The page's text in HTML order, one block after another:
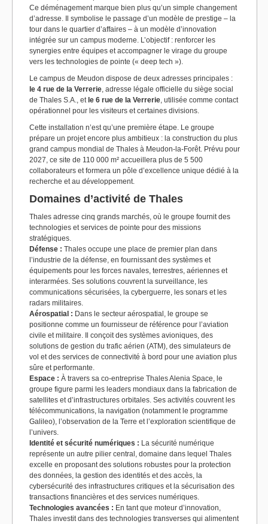
Ce déménagement marque bien plus qu’un simple changement
d’adresse. Il symbolise le passage d’un modèle de prestige – la
tour dans le quartier d’affaires – à un modèle d’innovation
intégrée sur un campus moderne. L’objectif : renforcer les
synergies entre équipes et accompagner le virage du groupe
vers les technologies de pointe (« deep tech »).
Le campus de Meudon dispose de deux adresses principales :
le 4 rue de la Verrerie, adresse légale officielle du siège social
de Thales S.A., et le 6 rue de la Verrerie, utilisée comme contact
opérationnel pour les visiteurs et certaines divisions.
Cette installation n’est qu’une première étape. Le groupe
prépare un projet encore plus ambitieux : la construction du plus
grand campus mondial de Thales à Meudon-la-Forêt. Prévu pour
2027, ce site de 110 000 m² accueillera plus de 5 500
collaborateurs et formera un pôle d’excellence unique dédié à la
recherche et au développement.
Domaines d’activité de Thales
Thales adresse cinq grands marchés, où le groupe fournit des
technologies et services de pointe pour des missions
stratégiques.
Défense : Thales occupe une place de premier plan dans
l’industrie de la défense, en fournissant des systèmes et
équipements pour les forces navales, terrestres, aériennes et
interarmées. Ses solutions couvrent la surveillance, les
communications sécurisées, la cyberguerre, les sonars et les
radars militaires.
Aérospatial : Dans le secteur aérospatial, le groupe se
positionne comme un fournisseur de référence pour l’aviation
civile et militaire. Il conçoit des systèmes avioniques, des
solutions de gestion du trafic aérien (ATM), des simulateurs de
vol et des services de connectivité à bord pour une aviation plus
sûre et performante.
Espace : À travers sa co-entreprise Thales Alenia Space, le
groupe figure parmi les leaders mondiaux dans la fabrication de
satellites et d’infrastructures orbitales. Ses activités couvrent les
télécommunications, la navigation (notamment le programme
Galileo), l’observation de la Terre et l’exploration scientifique de
l’univers.
Identité et sécurité numériques : La sécurité numérique
représente un autre pilier central, domaine dans lequel Thales
excelle en proposant des solutions robustes pour la protection
des données, la gestion des identités et des accès, la
cybersécurité des infrastructures critiques et la sécurisation des
transactions financières et des services numériques.
Technologies avancées : En tant que moteur d’innovation,
Thales investit dans des technologies transverses qui alimentent